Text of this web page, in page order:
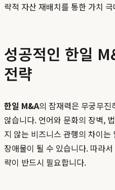
략적 자산 재배치를 통한 가치
성공적인 한일
전략
한일 M&A의 잠재력은 무궁무진
않습니다. 언어와 문화의 장벽,
지 않는 비즈니스 관행의 차이
장애물이 될 수 있습니다. 따라
략이 반드시 필요합니다.